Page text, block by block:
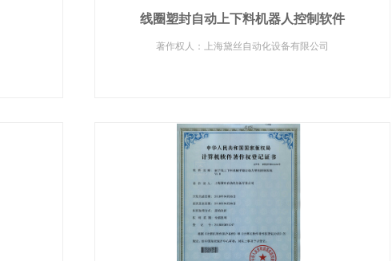
线圈塑封自动上下料机器人控制软件
著作权人：上海黛丝自动化设备有限公司